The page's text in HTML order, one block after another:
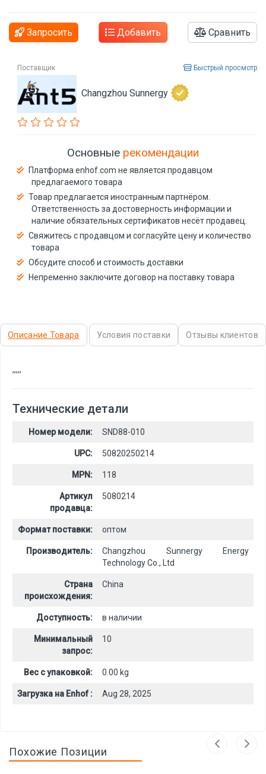
Запросить Добавить Сравнить
Поставщик Быстрый просмотр
Changzhou Sunnergy
Основные рекомендации
Платформа enhof.com не является продавцом
предлагаемого товара
Товар предлагается иностранным партнёром.
Ответственность за достоверность информации и
наличие обязательных сертификатов несёт продавец.
Свяжитесь с продавцом и согласуйте цену и количество
товара
Обсудите способ и стоимость доставки
Непременно заключите договор на поставку товара
Описание Товара Условия поставки Отзывы клиентов
,,,,,
Технические детали
Номер модели: SND88-010
UPC: 50820250214
MPN: 118
Артикул
продавца:
5080214
Формат поставки: оптом
Производитель:
Changzhou Sunnergy Energy
Technology Co., Ltd
Страна
происхождения:
China
Доступность: в наличии
Минимальный
запрос:
10
Вес с упаковкой: 0.00 kg
Загрузка на Enhof : Aug 28, 2025
Похожие Позиции